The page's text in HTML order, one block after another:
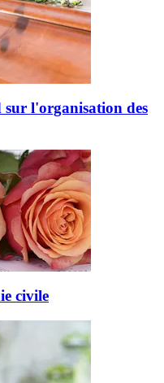
sur l'organisation des
civile